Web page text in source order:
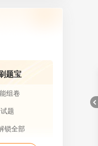
题宝
组卷
题
锁全部